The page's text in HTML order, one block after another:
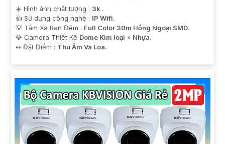
☀️ Hình ảnh chất lượng : 3k .
👍 Sử dụng công nghệ : IP Wifi.
💡 Tầm Xa Ban Đêm : Full Color 30m Hồng Ngoại SMD.
💎 Camera Thiết Kế Dome Kim loại + Nhựa.
️↭ Đặt Điểm : Thu Âm Và Loa.